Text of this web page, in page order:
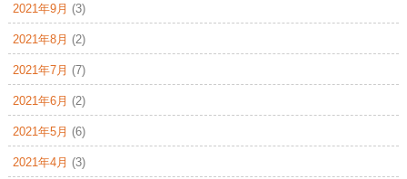
2021年9月 (3)
2021年8月 (2)
2021年7月 (7)
2021年6月 (2)
2021年5月 (6)
2021年4月 (3)